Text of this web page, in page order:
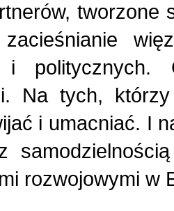
których poznać
Polityka (10)
biznes w
charytatywna (1)
(144) 2021 r. (12)
4 (143) 2020 r. (1)
(142) 2020 r. (3)
(141) 2020 r. (2)
tworzone
i
Na tych,
i umacniać. I
rozwojowymi w